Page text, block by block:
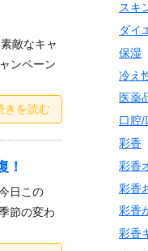
敵なキャ
ンペーン
きを読む
！
日この
節の変わ
スキ
ダイ
保湿
冷え
医薬
口腔/
彩香
彩香
彩香
彩香
彩香